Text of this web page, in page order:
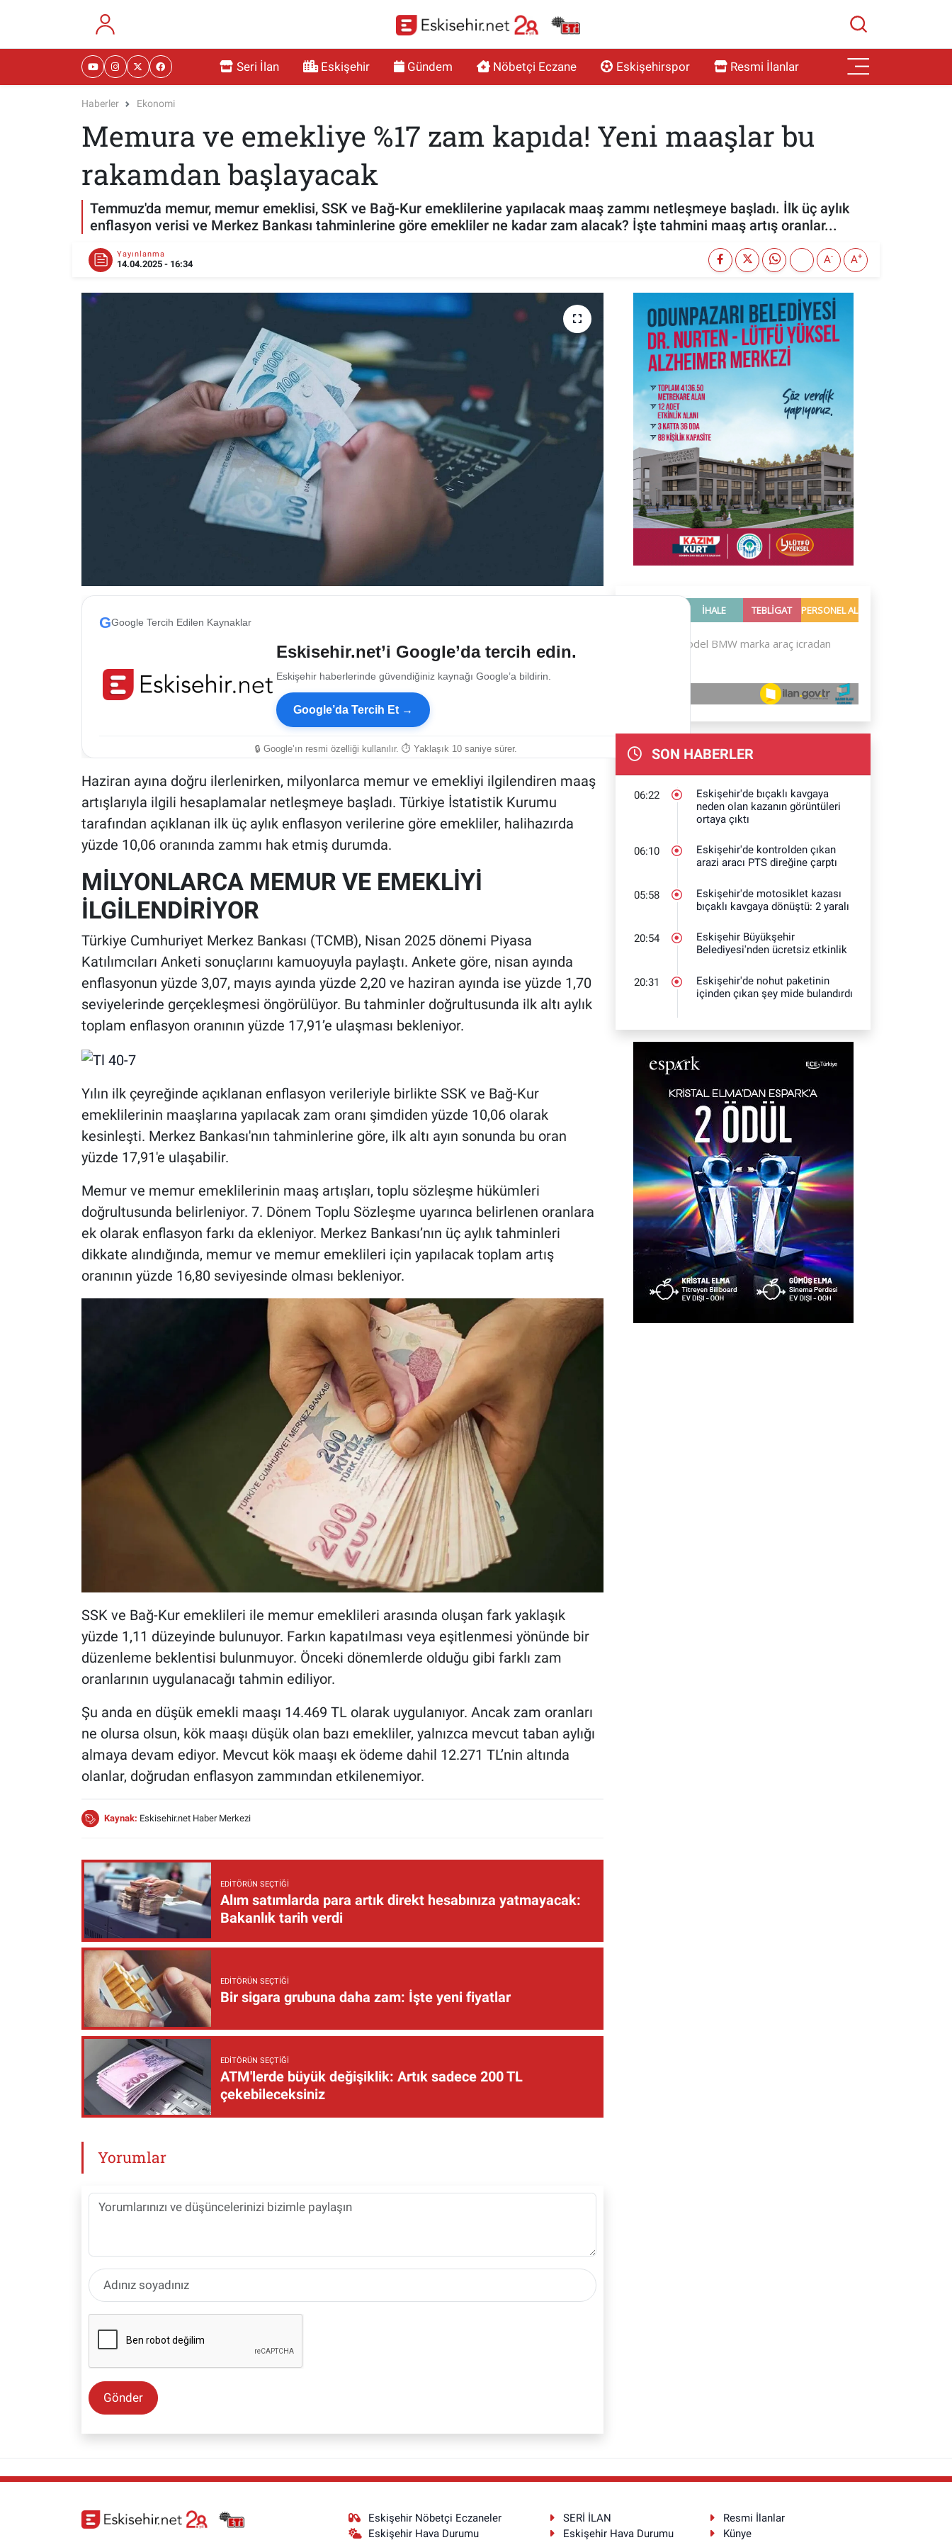
Seri İlan Eskişehir Gündem Nöbetçi Eczane Eskişehirspor Resmi İlanlar
Haberler Ekonomi
Memura ve emekliye %17 zam kapıda! Yeni maaşlar bu
rakamdan başlayacak
Temmuz'da memur, memur emeklisi, SSK ve Bağ-Kur emeklilerine yapılacak maaş zammı netleşmeye başladı. İlk üç aylık
enflasyon verisi ve Merkez Bankası tahminlerine göre emekliler ne kadar zam alacak? İşte tahmini maaş artış oranlar...
Yayınlanma
14.04.2025 - 16:34 A- A+
GGoogle Tercih Edilen Kaynaklar
Eskisehir.net’i Google’da tercih edin.
Eskişehir haberlerinde güvendiğiniz kaynağı Google’a bildirin.
Google’da Tercih Et →
🔒 Google’ın resmi özelliği kullanılır. ⏱ Yaklaşık 10 saniye sürer.
Haziran ayına doğru ilerlenirken, milyonlarca memur ve emekliyi ilgilendiren maaş
artışlarıyla ilgili hesaplamalar netleşmeye başladı. Türkiye İstatistik Kurumu
tarafından açıklanan ilk üç aylık enflasyon verilerine göre emekliler, halihazırda
yüzde 10,06 oranında zammı hak etmiş durumda.
MİLYONLARCA MEMUR VE EMEKLİYİ
İLGİLENDİRİYOR
Türkiye Cumhuriyet Merkez Bankası (TCMB), Nisan 2025 dönemi Piyasa
Katılımcıları Anketi sonuçlarını kamuoyuyla paylaştı. Ankete göre, nisan ayında
enflasyonun yüzde 3,07, mayıs ayında yüzde 2,20 ve haziran ayında ise yüzde 1,70
seviyelerinde gerçekleşmesi öngörülüyor. Bu tahminler doğrultusunda ilk altı aylık
toplam enflasyon oranının yüzde 17,91’e ulaşması bekleniyor.
Yılın ilk çeyreğinde açıklanan enflasyon verileriyle birlikte SSK ve Bağ-Kur
emeklilerinin maaşlarına yapılacak zam oranı şimdiden yüzde 10,06 olarak
kesinleşti. Merkez Bankası'nın tahminlerine göre, ilk altı ayın sonunda bu oran
yüzde 17,91'e ulaşabilir.
Memur ve memur emeklilerinin maaş artışları, toplu sözleşme hükümleri
doğrultusunda belirleniyor. 7. Dönem Toplu Sözleşme uyarınca belirlenen oranlara
ek olarak enflasyon farkı da ekleniyor. Merkez Bankası’nın üç aylık tahminleri
dikkate alındığında, memur ve memur emeklileri için yapılacak toplam artış
oranının yüzde 16,80 seviyesinde olması bekleniyor.
SSK ve Bağ-Kur emeklileri ile memur emeklileri arasında oluşan fark yaklaşık
yüzde 1,11 düzeyinde bulunuyor. Farkın kapatılması veya eşitlenmesi yönünde bir
düzenleme beklentisi bulunmuyor. Önceki dönemlerde olduğu gibi farklı zam
oranlarının uygulanacağı tahmin ediliyor.
Şu anda en düşük emekli maaşı 14.469 TL olarak uygulanıyor. Ancak zam oranları
ne olursa olsun, kök maaşı düşük olan bazı emekliler, yalnızca mevcut taban aylığı
almaya devam ediyor. Mevcut kök maaşı ek ödeme dahil 12.271 TL’nin altında
olanlar, doğrudan enflasyon zammından etkilenemiyor.
Kaynak: Eskisehir.net Haber Merkezi
EDITÖRÜN SEÇTIĞI
Alım satımlarda para artık direkt hesabınıza yatmayacak:
Bakanlık tarih verdi
EDITÖRÜN SEÇTIĞI
Bir sigara grubuna daha zam: İşte yeni fiyatlar
EDITÖRÜN SEÇTIĞI
ATM'lerde büyük değişiklik: Artık sadece 200 TL
çekebileceksiniz
Yorumlar
Gönder
SON HABERLER
06:22
Eskişehir'de bıçaklı kavgaya
neden olan kazanın görüntüleri
ortaya çıktı
06:10
Eskişehir'de kontrolden çıkan
arazi aracı PTS direğine çarptı
05:58
Eskişehir'de motosiklet kazası
bıçaklı kavgaya dönüştü: 2 yaralı
20:54
Eskişehir Büyükşehir
Belediyesi'nden ücretsiz etkinlik
20:31
Eskişehir'de nohut paketinin
içinden çıkan şey mide bulandırdı
Eskişehir Nöbetçi Eczaneler
Eskişehir Hava Durumu
SERİ İLAN
Resmi İlanlar
Eskişehir Hava Durumu
Künye
RESMİ İLANLAR
MAGAZİN
TEKNOLOJİ
Eskişehir Haber İçerikleri
Eskişehir Hava Durumu
Eskişehir Tramvay Saatleri
Eskişehir Nöbetçi Eczaneler
Eskişehir Namaz Vakitleri
Eskişehir Trafik Yoğunluk Haritası
Süper Lig Puan Durumu ve Fikstür
Tüm Manşetler
Son Dakika Haberleri
Haber Arşivi